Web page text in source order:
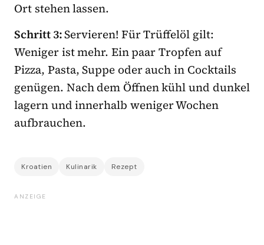
Ort stehen lassen.
Schritt 3:Servieren! Für Trüffelöl gilt:
Weniger ist mehr. Ein paar Tropfen auf
Pizza, Pasta, Suppe oder auch in Cocktails
genügen. Nach dem Öffnen kühl und dunkel
lagern und innerhalb weniger Wochen
aufbrauchen.
Kroatien Kulinarik Rezept
ANZEIGE